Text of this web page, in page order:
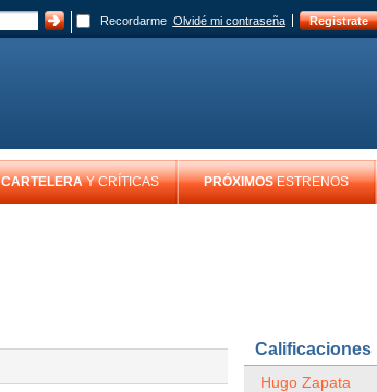
Recordarme Olvidé mi contraseña Registrate
CARTELERAY CRÍTICAS PRÓXIMOSESTRENOS
Calificaciones
Hugo Zapata